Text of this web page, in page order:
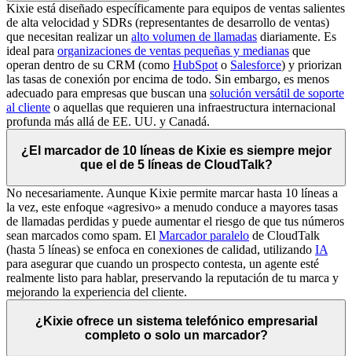
Kixie está diseñado específicamente para equipos de ventas salientes
de alta velocidad y SDRs (representantes de desarrollo de ventas)
que necesitan realizar un alto volumen de llamadas diariamente. Es
ideal para organizaciones de ventas pequeñas y medianas que
operan dentro de su CRM (como HubSpot o Salesforce) y priorizan
las tasas de conexión por encima de todo. Sin embargo, es menos
adecuado para empresas que buscan una solución versátil de soporte
al cliente o aquellas que requieren una infraestructura internacional
profunda más allá de EE. UU. y Canadá.
¿El marcador de 10 líneas de Kixie es siempre mejor
que el de 5 líneas de CloudTalk?
No necesariamente. Aunque Kixie permite marcar hasta 10 líneas a
la vez, este enfoque «agresivo» a menudo conduce a mayores tasas
de llamadas perdidas y puede aumentar el riesgo de que tus números
sean marcados como spam. El Marcador paralelo de CloudTalk
(hasta 5 líneas) se enfoca en conexiones de calidad, utilizando IA
para asegurar que cuando un prospecto contesta, un agente esté
realmente listo para hablar, preservando la reputación de tu marca y
mejorando la experiencia del cliente.
¿Kixie ofrece un sistema telefónico empresarial
completo o solo un marcador?